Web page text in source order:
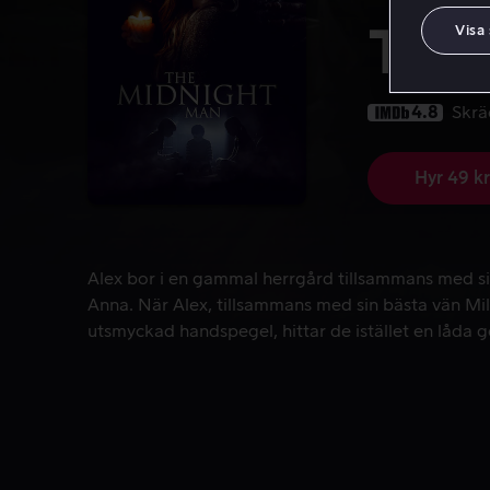
4.8
Hyr 49 kr
Alex bor i en gammal herrgård tillsammans med
Alex bor i en gammal herrgård tillsammans med
Anna. När Alex, tillsammans med sin bästa vän
utsmyckad handspegel, hittar de istället en låda
Visa